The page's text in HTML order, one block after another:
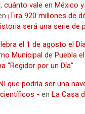
cuánto vale en México
¡Tira 920 millones de
será una serie de
el 1 de agosto el
Municipal de Puebla
“Regidor por un Día”
que podría ser una
científicos - en La Casa